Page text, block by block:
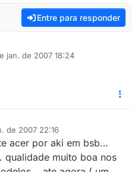
Entre para responder
jan. de 2007 18:24
de 2007 22:16
acer por aki em bsb…
qualidade muito boa nos